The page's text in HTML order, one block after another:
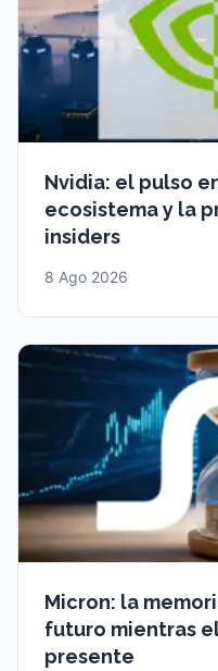
Nvidia: el pulso
ecosistema y la
insiders
8 Ago 2026
Micron: la
futuro mientras
presente